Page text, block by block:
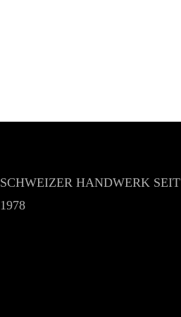
SCHWEIZER HANDWERK SEIT
1978